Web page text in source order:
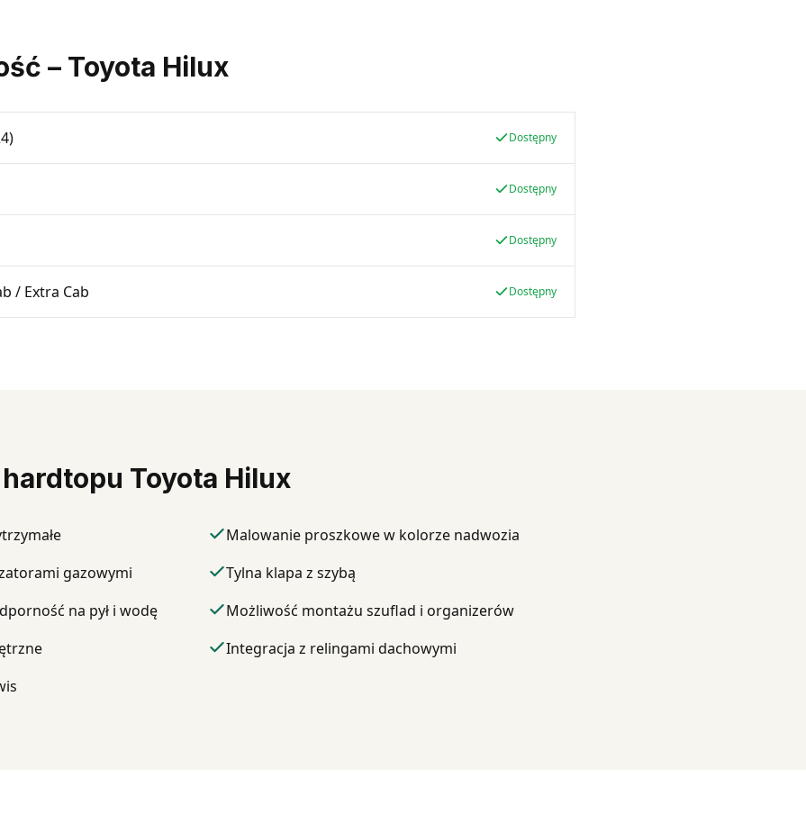
– Toyota Hilux
Dostępny
Dostępny
Dostępny
/ Extra Cab Dostępny
Toyota Hilux
Malowanie proszkowe w kolorze nadwozia
gazowymi
Tylna klapa z szybą
na pył i wodę
Możliwość montażu szuflad i organizerów
Integracja z relingami dachowymi